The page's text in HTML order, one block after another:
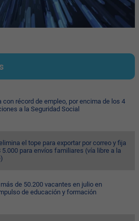
con récord de empleo, por encima de los 4
a la Seguridad Social
el tope para exportar por correo y fija
para envíos familiares (vía libre a la
de 50.200 vacantes en julio en
de educación y formación